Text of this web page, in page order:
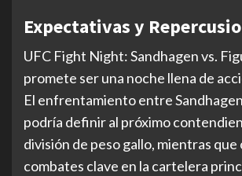
Expectativas y
UFC Fight Night: Sandhagen vs.
promete ser una noche llena de
El enfrentamiento entre
podría definir al próximo
división de peso gallo, mientras que
combates clave en la cartelera